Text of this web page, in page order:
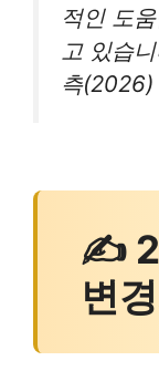
적인 도
고 있습
측(2026)
✍
변